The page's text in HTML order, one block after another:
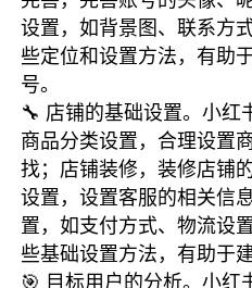
设置，如背景图、联系方
些定位和设置方法，有助
号。
🔧 店铺的基础设置。小红
商品分类设置，合理设置
找；店铺装修，装修店铺
设置，设置客服的相关信
置，如支付方式、物流设
些基础设置方法，有助于
🎯 目标用户的分析。小红